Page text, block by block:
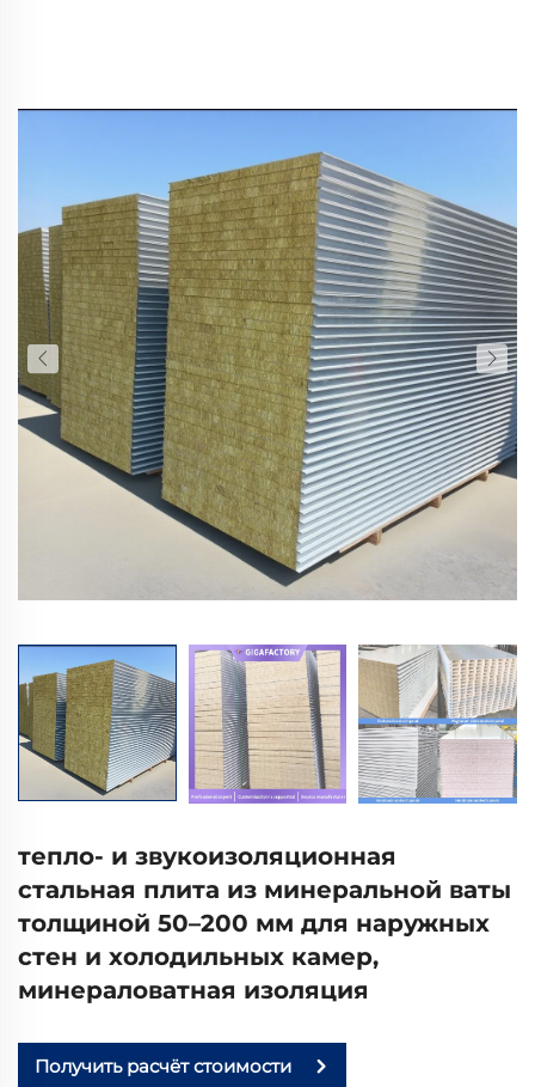
тепло- и звукоизоляционная
стальная плита из минеральной ваты
толщиной 50–200 мм для наружных
стен и холодильных камер,
минераловатная изоляция
Получить расчёт стоимости